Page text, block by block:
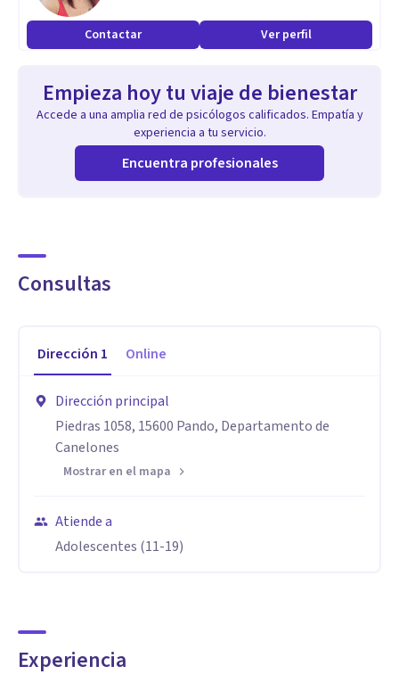
Contactar Ver perfil
Empieza hoy tu viaje de bienestar
Accede a una amplia red de psicólogos calificados. Empatía y
experiencia a tu servicio.
Encuentra profesionales
Consultas
Dirección 1 Online
Dirección principal
Piedras 1058, 15600 Pando, Departamento de
Canelones
Mostrar en el mapa
Atiende a
Adolescentes (11-19)
Experiencia